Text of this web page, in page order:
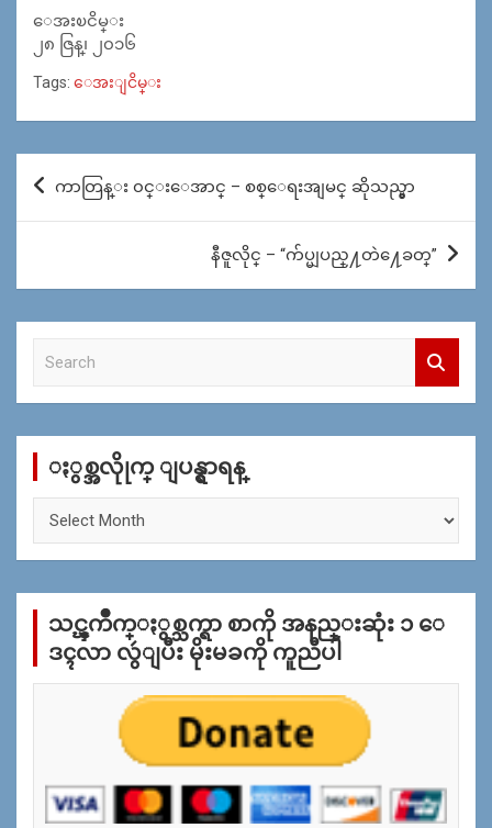
ေအးၿငိမ္း
၂၈ ဇြန္၊ ၂၀၁၆
Tags: ေအးျငိမ္း
Post
navigation
ကာတြန္း ၀င္းေအာင္ – စစ္ေရးအျမင္ ဆိုသည္မွာ
နီဇူလိုင္ – “က်ပ္မျပည္႔တဲ႔ေခတ္”
c
ႏွစ္အလိုုက္ ျပန္ရွာရန္
က္
န္
သင္ၾကိဳက္ႏွစ္သက္ရာ စာကို အနည္းဆုံး ၁ ေ
ဒၚလာ လွဴျပီး မိုးမခကို ကူညီပါ